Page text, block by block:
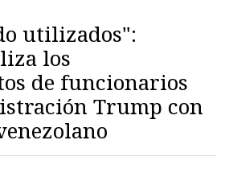
utilizados":
los
de funcionarios
Trump con